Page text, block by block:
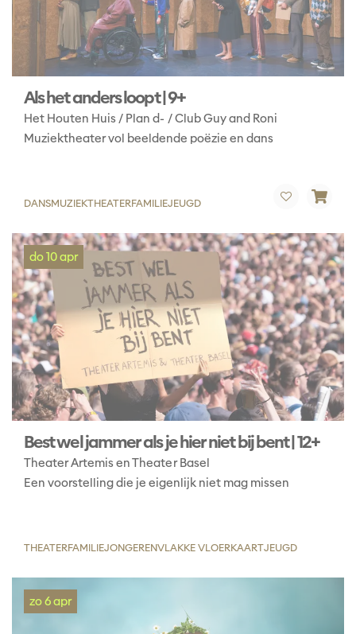
Als het anders loopt | 9+
Het Houten Huis / Plan d- / Club Guy and Roni
Muziektheater vol beeldende poëzie en dans
DANSMUZIEKTHEATERFAMILIEJEUGD
Best wel jammer als je hier niet bij bent | 12+
Theater Artemis en Theater Basel
Een voorstelling die je eigenlijk niet mag missen
do 10 apr
THEATERFAMILIEJONGERENVLAKKE VLOERKAARTJEUGD
zo 6 apr